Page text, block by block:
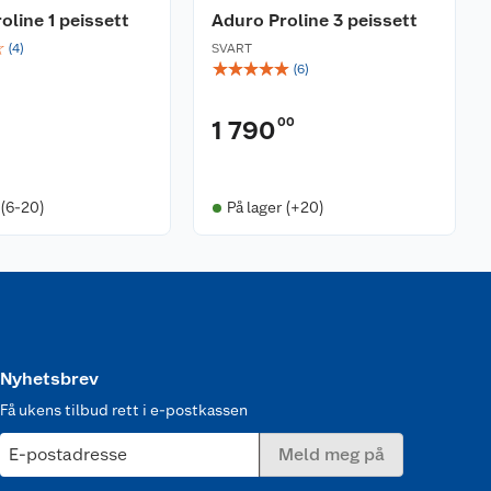
1 peissett
(4)
20)
Aduro Proline 3 peissett
SVART
☆☆☆☆☆ (6)
1 79000
På lager (+20)
Nyhetsbrev
Få ukens tilbud rett i e-postkassen
E-postadresse Meld meg på